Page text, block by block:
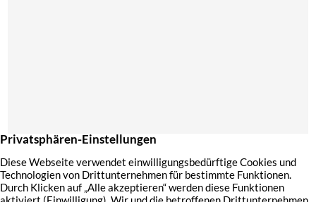
Mit dem Absenden Ihrer Anfrage erklären Sie sich mit der Erfassung, Speicherung
und Verwendung Ihrer angegebenen Daten zum Zweck der Bearbeitung Ihrer